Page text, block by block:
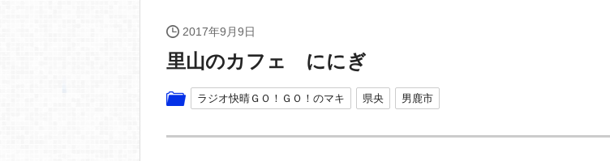
2017年9月9日
里山のカフェ ににぎ
ラジオ快晴ＧＯ！ＧＯ！のマキ 県央 男鹿市